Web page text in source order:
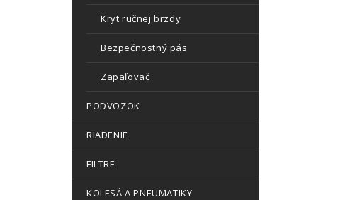
Kryt ručnej brzdy
Bezpečnostný pás
Zapaľovač
PODVOZOK
RIADENIE
FILTRE
KOLESÁ A PNEUMATIKY